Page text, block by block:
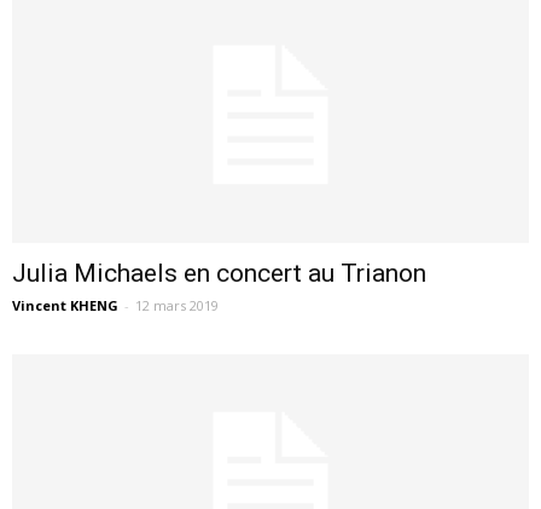
Julia Michaels en concert au Trianon
Vincent KHENG - 12 mars 2019